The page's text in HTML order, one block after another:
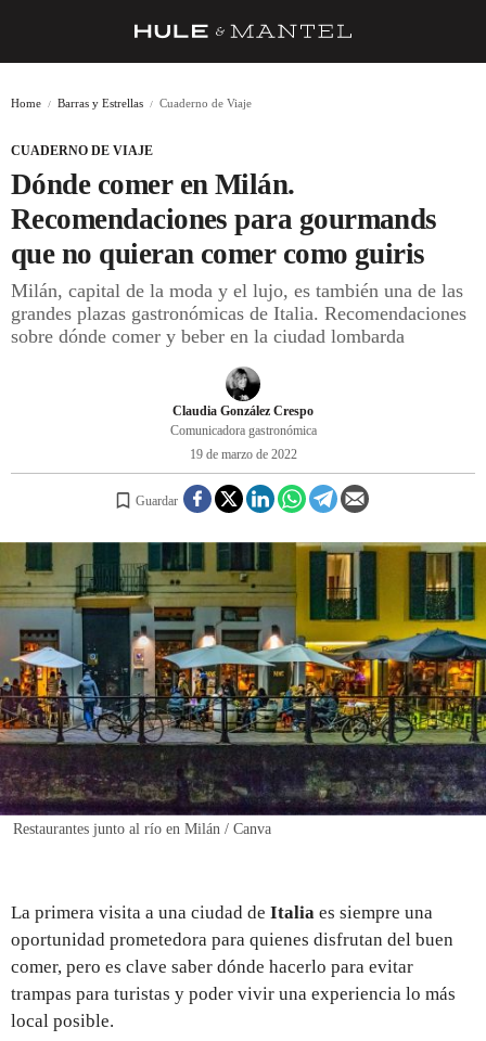
BARRAS Y ESTRELLAS
DÓNDE COMER
ÍDOLOS DE MESAS
CUADERNO DE VIAJE
REGISTRO
INICIAR SESIÓN
Home Barras y Estrellas Cuaderno de Viaje
CUADERNO DE VIAJE
Dónde comer en Milán.
Recomendaciones para gourmands
que no quieran comer como guiris
Milán, capital de la moda y el lujo, es también una de las
grandes plazas gastronómicas de Italia. Recomendaciones
sobre dónde comer y beber en la ciudad lombarda
Claudia González Crespo
Comunicadora gastronómica
19 de marzo de 2022
Guardar
Restaurantes junto al río en Milán / Canva
La primera visita a una ciudad de Italia es siempre una
oportunidad prometedora para quienes disfrutan del buen
comer, pero es clave saber dónde hacerlo para evitar
trampas para turistas y poder vivir una experiencia lo más
local posible.